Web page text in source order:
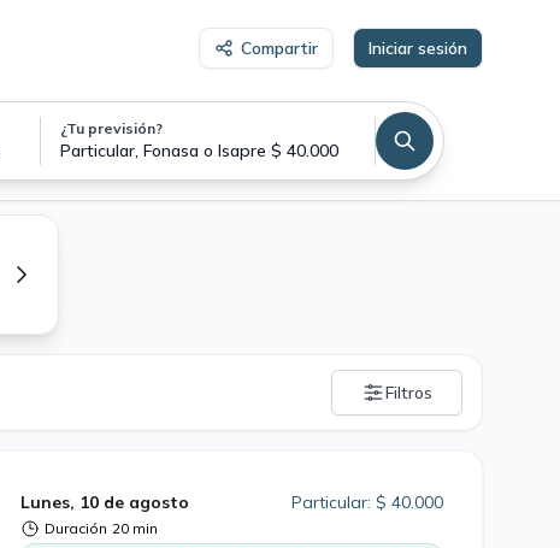
Compartir Iniciar sesión
Teleconsulta Ginecología y Obstetricia
¿Tu previsión?
Particular, Fonasa o Isapre $ 40.000
Filtros
Lunes, 10 de agosto
Duración 20 min
Particular: $ 40.000